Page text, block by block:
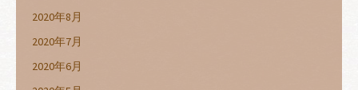
2020年8月
2020年7月
2020年6月